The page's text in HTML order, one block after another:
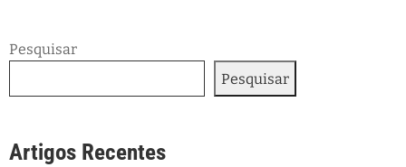
Pesquisar
Pesquisar
Artigos Recentes